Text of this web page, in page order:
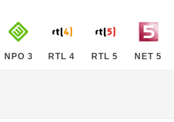
NPO 3 RTL 4 RTL 5 NET 5